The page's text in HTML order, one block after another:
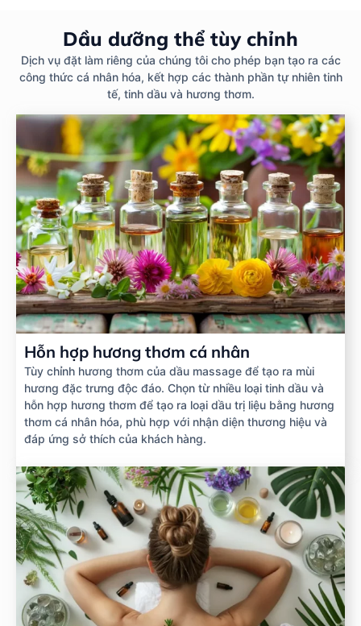
Dầu dưỡng thể tùy chỉnh
Dịch vụ đặt làm riêng của chúng tôi cho phép bạn tạo ra các
công thức cá nhân hóa, kết hợp các thành phần tự nhiên tinh
tế, tinh dầu và hương thơm.
Hỗn hợp hương thơm cá nhân
Tùy chỉnh hương thơm của dầu massage để tạo ra mùi
hương đặc trưng độc đáo. Chọn từ nhiều loại tinh dầu và
hỗn hợp hương thơm để tạo ra loại dầu trị liệu bằng hương
thơm cá nhân hóa, phù hợp với nhận diện thương hiệu và
đáp ứng sở thích của khách hàng.